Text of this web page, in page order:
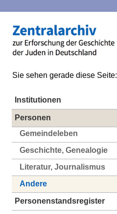
Sie sehen gerade diese Seite:
Institutionen
Personen
Gemeindeleben
Geschichte, Genealogie
Literatur, Journalismus
Andere
Personenstandsregister